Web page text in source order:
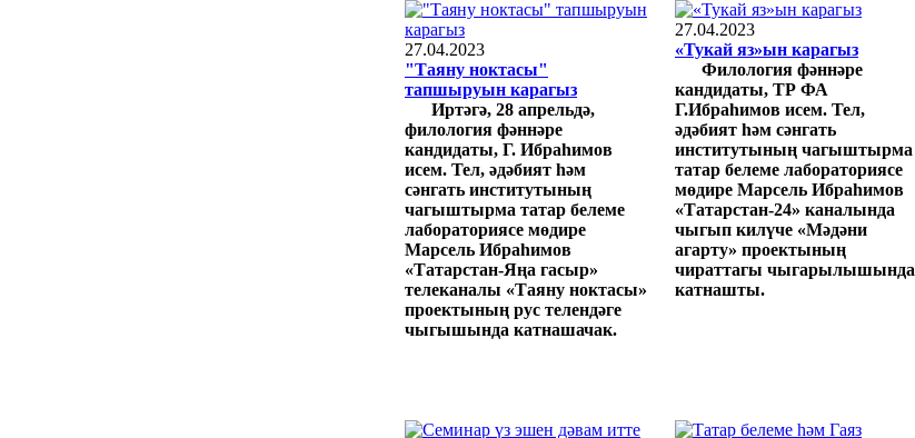
27.04.2023
"Таяну ноктасы"
тапшыруын карагыз
Иртәгә, 28 апрельдә,
филология фәннәре
кандидаты, Г. Ибраһимов
исем. Тел, әдәбият һәм
сәнгать институтының
чагыштырма татар белеме
лабораториясе мөдире
Марсель Ибраһимов
«Татарстан-Яңа гасыр»
телеканалы «Таяну ноктасы»
проектының рус телендәге
чыгышында катнашачак.
27.04.2023
«Тукай яз»ын карагыз
Филология фәннәре
кандидаты, ТР ФА
Г.Ибраһимов исем. Тел,
әдәбият һәм сәнгать
институтының чагыштырма
татар белеме лабораториясе
мөдире Марсель Ибраһимов
«Татарстан-24» каналында
чыгып килүче «Мәдәни
агарту» проектының
чираттагы чыгарылышында
катнашты.